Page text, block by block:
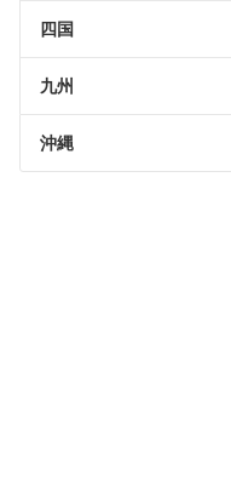
四国
九州
沖縄